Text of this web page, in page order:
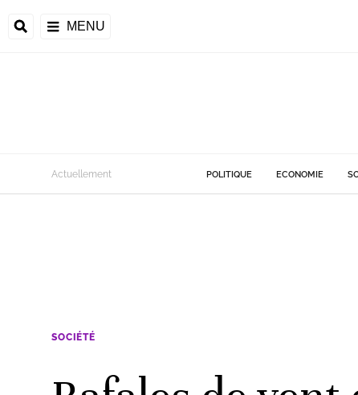
MENU
Actuellement POLITIQUE ECONOMIE
SOCIÉTÉ